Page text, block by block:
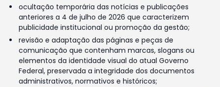
ocultação temporária das notícias e publicações
anteriores a 4 de julho de 2026 que caracterizem
publicidade institucional ou promoção da gestão;
revisão e adaptação das páginas e peças de
comunicação que contenham marcas, slogans ou
elementos da identidade visual do atual Governo
Federal, preservada a integridade dos documentos
administrativos, normativos e históricos;